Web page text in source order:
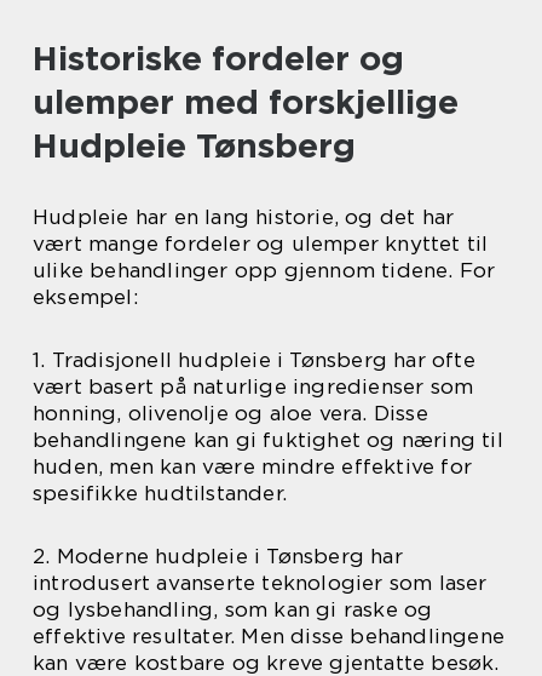
Historiske fordeler og
ulemper med forskjellige
Hudpleie Tønsberg
Hudpleie har en lang historie, og det har
vært mange fordeler og ulemper knyttet til
ulike behandlinger opp gjennom tidene. For
eksempel:
1. Tradisjonell hudpleie i Tønsberg har ofte
vært basert på naturlige ingredienser som
honning, olivenolje og aloe vera. Disse
behandlingene kan gi fuktighet og næring til
huden, men kan være mindre effektive for
spesifikke hudtilstander.
2. Moderne hudpleie i Tønsberg har
introdusert avanserte teknologier som laser
og lysbehandling, som kan gi raske og
effektive resultater. Men disse behandlingene
kan være kostbare og kreve gjentatte besøk.